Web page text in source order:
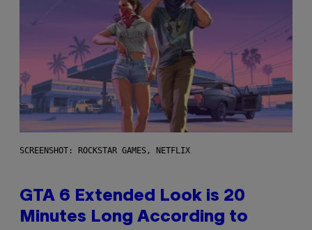
SCREENSHOT: ROCKSTAR GAMES, NETFLIX
GTA 6 Extended Look is 20
Minutes Long According to